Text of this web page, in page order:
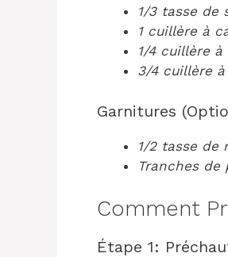
1/3 tasse de
1 cuillère à
1/4 cuillère
3/4 cuillère
Garnitures
1/2 tasse de
Tranches
Comment
Étape 1: